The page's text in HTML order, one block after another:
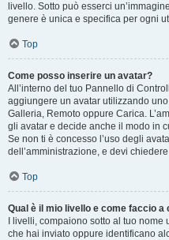
livello. Sotto può esserci
genere è unica e specifica per ogni
Top
Come posso inserire un avatar?
All’interno del tuo Pannello di
aggiungere un avatar utilizzando
Galleria, Remoto oppure Carica.
gli avatar e decide anche il modo in
Se non ti è concesso l’uso degli
dell’amministrazione, e devi
Top
Qual è il mio livello e come faccio a
I livelli, compaiono sotto al tuo
che hai inviato oppure identificano